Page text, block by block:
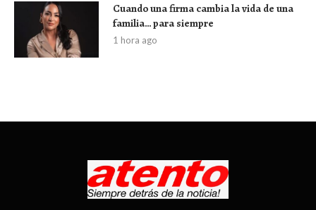
Cuando una firma cambia la vida de una
familia… para siempre
1 hora ago